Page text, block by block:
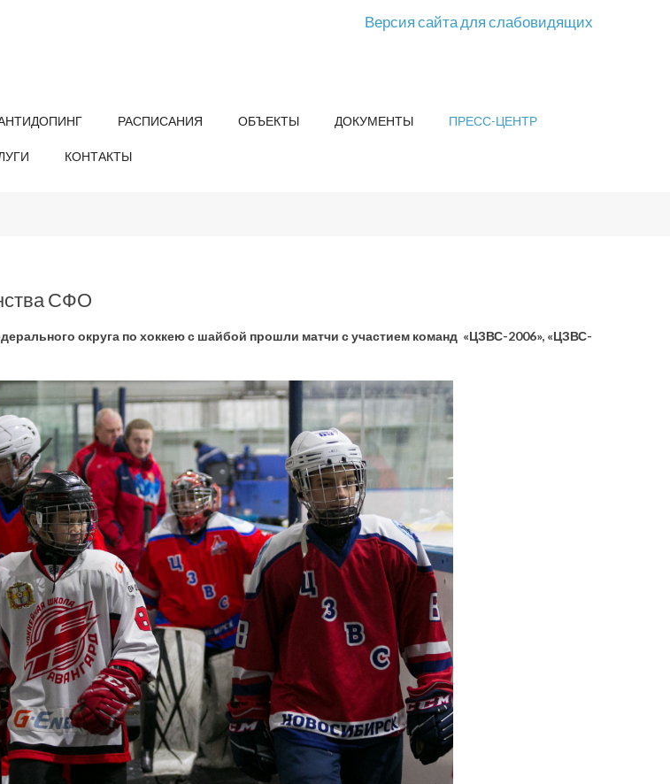
Версия сайта для слабовидящих
РАСПИСАНИЯ ОБЪЕКТЫ ДОКУМЕНТЫ ПРЕСС-ЦЕНТР
КОНТАКТЫ
СФО
округа по хоккею с шайбой прошли матчи с участием команд «ЦЗВС-2006», «ЦЗВС-